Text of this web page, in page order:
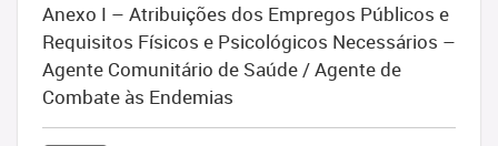
Anexo I – Atribuições dos Empregos Públicos e
Requisitos Físicos e Psicológicos Necessários –
Agente Comunitário de Saúde / Agente de
Combate às Endemias